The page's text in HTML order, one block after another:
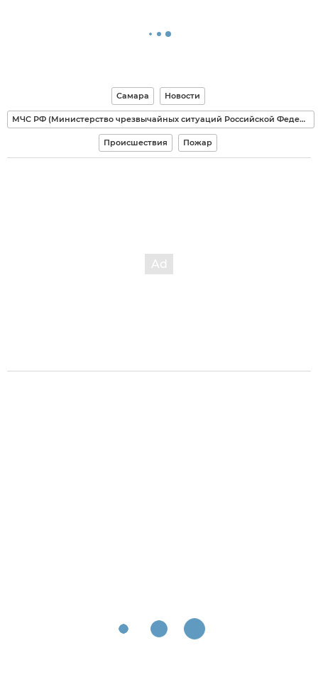
Самара Новости
МЧС РФ (Министерство чрезвычайных ситуаций Российской Федерации)
Происшествия Пожар